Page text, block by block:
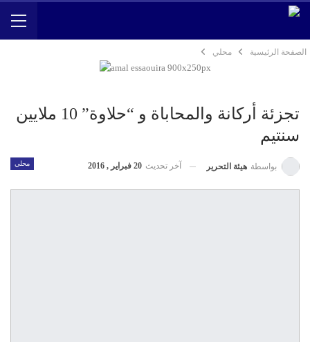
الصفحة الرئيسية محلي
تجزئة أركانة والمحاباة و “حلاوة” 10 ملايين
سنتيم
محلي بواسطة هيئة التحرير آخر تحديث 20 فبراير , 2016